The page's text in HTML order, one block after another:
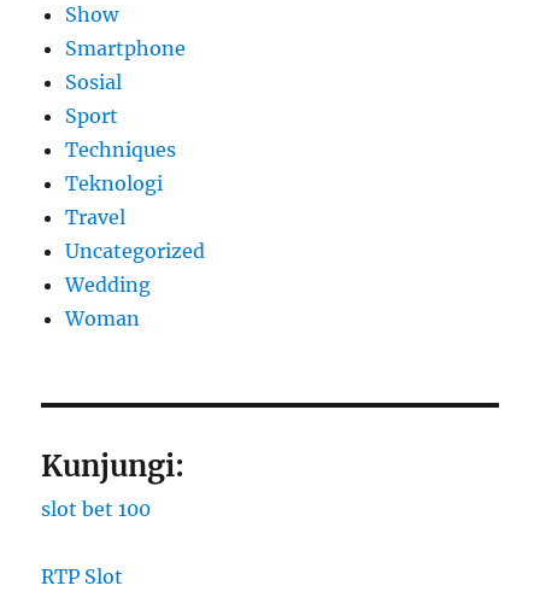
Show
Smartphone
Sosial
Sport
Techniques
Teknologi
Travel
Uncategorized
Wedding
Woman
Kunjungi:
slot bet 100
RTP Slot